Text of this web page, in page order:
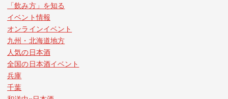
「飲み方」を知る
イベント情報
オンラインイベント
九州・北海道地方
人気の日本酒
全国の日本酒イベント
兵庫
千葉